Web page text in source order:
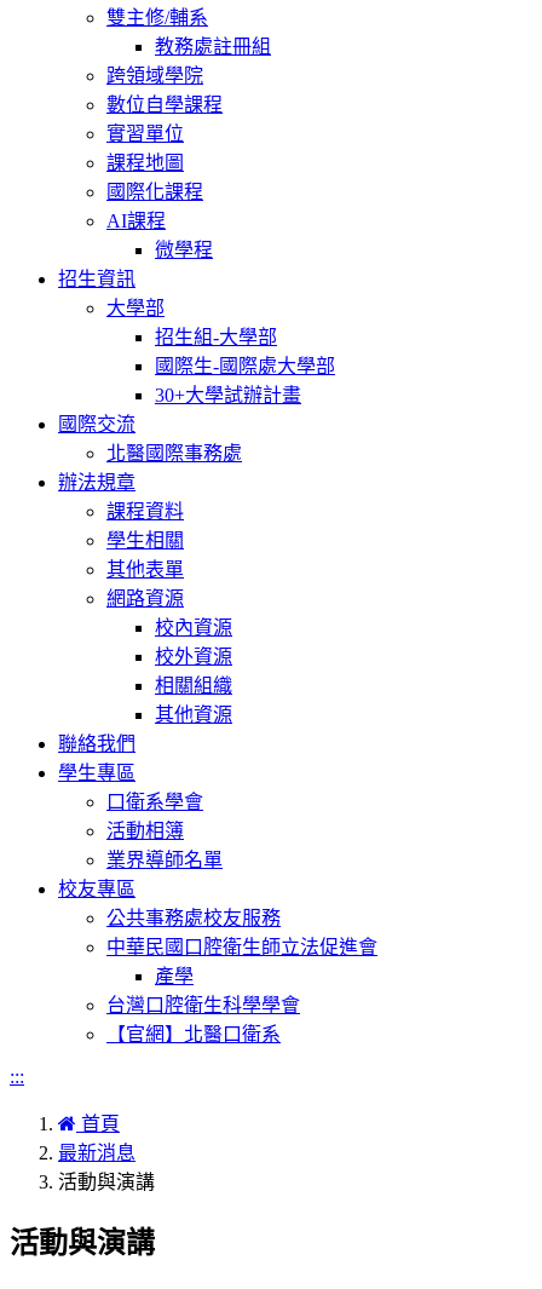
雙主修/輔系
教務處註冊組
跨領域學院
數位自學課程
實習單位
課程地圖
國際化課程
AI課程
微學程
招生資訊
大學部
招生組-大學部
國際生-國際處大學部
30+大學試辦計畫
國際交流
北醫國際事務處
辦法規章
課程資料
學生相關
其他表單
網路資源
校內資源
校外資源
相關組織
其他資源
聯絡我們
學生專區
口衛系學會
活動相簿
業界導師名單
校友專區
公共事務處校友服務
中華民國口腔衛生師立法促進會
產學
台灣口腔衛生科學學會
【官網】北醫口衛系
:::
首頁
最新消息
活動與演講
活動與演講